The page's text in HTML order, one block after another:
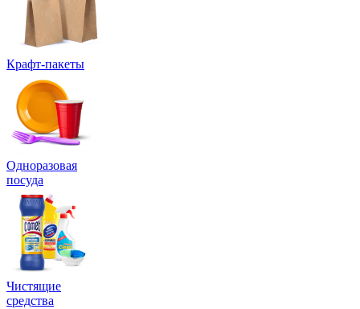
Крафт-пакеты
Одноразовая
посуда
Чистящие
средства